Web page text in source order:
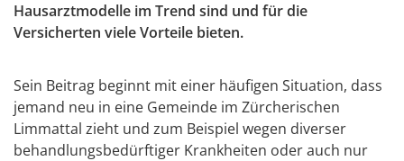
Hausarztmodelle im Trend sind und für die
Versicherten viele Vorteile bieten.
Sein Beitrag beginnt mit einer häufigen Situation, dass
jemand neu in eine Gemeinde im Zürcherischen
Limmattal zieht und zum Beispiel wegen diverser
behandlungsbedürftiger Krankheiten oder auch nur